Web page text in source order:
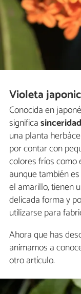
Violeta
Conocida en
significa
una planta
por contar con
colores fríos como
aunque también
el amarillo, tienen
delicada forma y
utilizarse para
Ahora que has
animamos a
otro artículo.